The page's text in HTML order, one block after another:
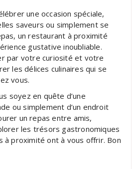
une occasion spéciale,
saveurs ou simplement se
un restaurant à proximité
gustative inoubliable.
par votre curiosité et votre
les délices culinaires qui se
vous.
soyez en quête d’une
ou simplement d’un endroit
un repas entre amis,
les trésors gastronomiques
à proximité ont à vous offrir. Bon